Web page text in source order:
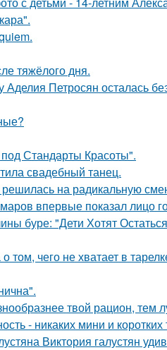
тяжёлого дня.
Петросян осталась
Стандарты Красоты".
свадебный танец.
на радикальную
впервые показал лицо
буре: "Дети Хотят
том, чего не хватает в
твой рацион, тем
- никаких мини и
Виктория галустян